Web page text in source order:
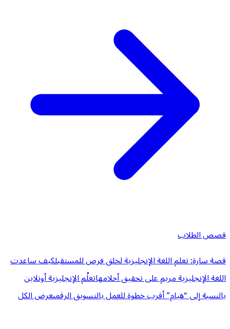
قصص الطلاب
قصة سارة: تعلم اللغة الإنجليزية لخلق فرص للمستقبلكيف ساعدت
اللغة الإنجليزية مريم على تحقيق أحلامهاتعلُم الإنجليزية أونلاين
بالنسبة إلى “هيام” أقرب خطوة للعمل بالتسويق الرقمىعرض الكل